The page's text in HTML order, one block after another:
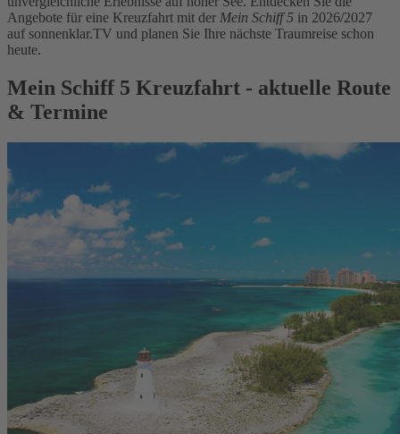
Angebote für eine Kreuzfahrt mit der Mein Schiff 5 in 2026/2027
auf sonnenklar.TV und planen Sie Ihre nächste Traumreise schon
heute.
Mein Schiff 5 Kreuzfahrt - aktuelle Route
& Termine